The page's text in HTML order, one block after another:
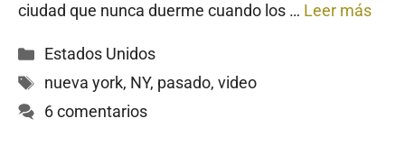
ciudad que nunca duerme cuando los … Leer más
Categorías
Estados Unidos
Etiquetas
nueva york, NY, pasado, video
6 comentarios